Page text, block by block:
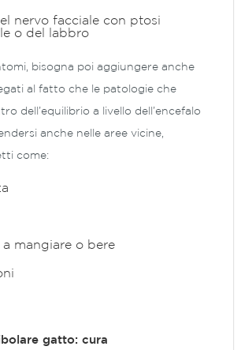
nervo facciale con ptosi
o del labbro
bisogna poi aggiungere anche
al fatto che le patologie che
dell’equilibrio a livello dell’encefalo
anche nelle aree vicine,
come:
mangiare o bere
gatto: cura